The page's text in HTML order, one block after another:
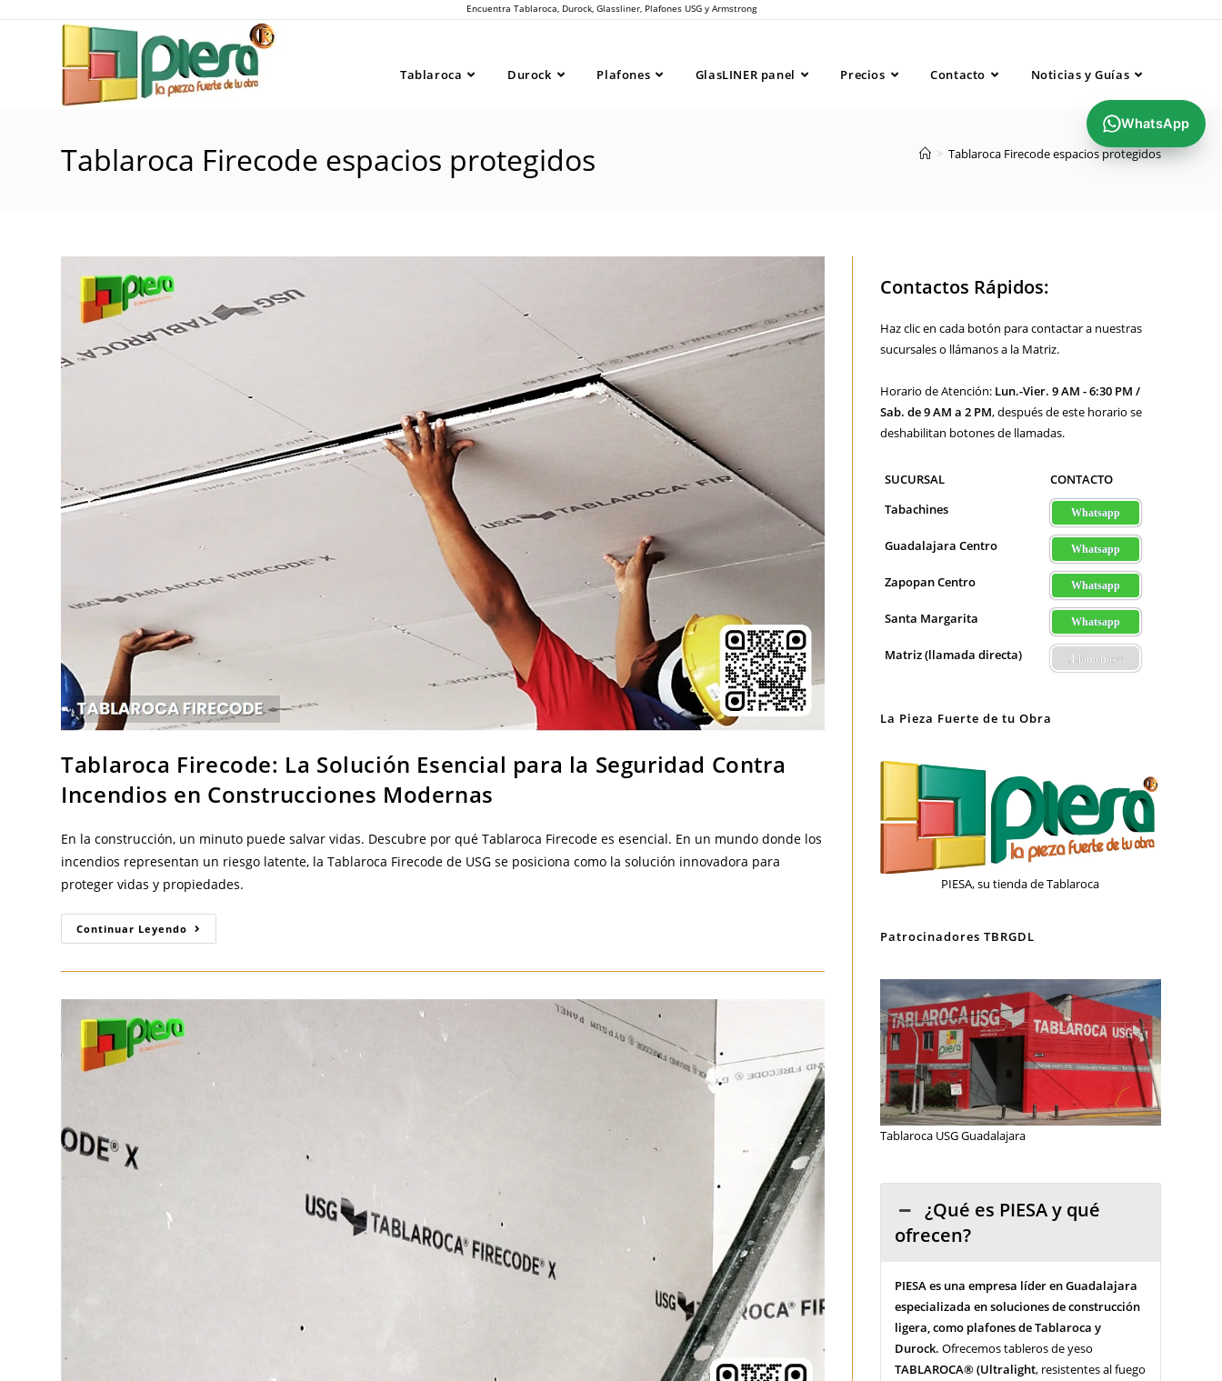
Encuentra Tablaroca, Durock, Glassliner, Plafones USG y Armstrong
Tablaroca Durock Plafones GlasLINER panel Precios Contacto Noticias y Guías
Tablaroca Firecode espacios protegidos > Tablaroca Firecode espacios protegidos
Tablaroca Firecode: La Solución Esencial para la Seguridad Contra
Incendios en Construcciones Modernas
En la construcción, un minuto puede salvar vidas. Descubre por qué Tablaroca Firecode es esencial. En un mundo donde los
incendios representan un riesgo latente, la Tablaroca Firecode de USG se posiciona como la solución innovadora para
proteger vidas y propiedades.
Continuar Leyendo Tablaroca
Firecode:
Solución
La
En
Modernas
Contactos Rápidos:
Haz clic en cada botón para contactar a nuestras
sucursales o llámanos a la Matriz.
Horario de Atención: Lun.-Vier. 9 AM - 6:30 PM /
Sab. de 9 AM a 2 PM, después de este horario se
deshabilitan botones de llamadas.
SUCURSAL
CONTACTO
Tabachines
Whatsapp
Guadalajara Centro Whatsapp
Zapopan Centro Whatsapp
Santa Margarita Whatsapp
Matriz (llamada directa) ¡Llámenos!!
La Pieza Fuerte de tu Obra
PIESA, su tienda de Tablaroca
Patrocinadores TBRGDL
Tablaroca USG Guadalajara
¿Qué es PIESA y qué
ofrecen?
PIESA es una empresa líder en Guadalajara
especializada en soluciones de construcción
ligera, como plafones de Tablaroca y
Durock. Ofrecemos tableros de yeso
TABLAROCA® (Ultralight, resistentes al fuego
WhatsApp